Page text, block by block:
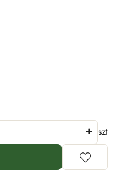
szt